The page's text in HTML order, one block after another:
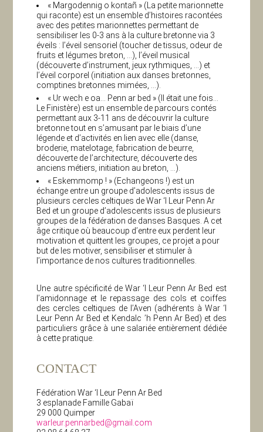
« Margodennig o kontañ » (La petite marionnette
qui raconte) est un ensemble d’histoires racontées
avec des petites marionnettes permettant de
sensibiliser les 0-3 ans à la culture bretonne via 3
éveils : l’éveil sensoriel (toucher de tissus, odeur de
fruits et légumes breton, …), l’éveil musical
(découverte d’instrument, jeux rythmiques, …) et
l’éveil corporel (initiation aux danses bretonnes,
comptines bretonnes mimées, …).
« Ur wech e oa… Penn ar bed » (Il était une fois…
Le Finistère) est un ensemble de parcours contés
permettant aux 3-11 ans de découvrir la culture
bretonne tout en s’amusant par le biais d’une
légende et d’activités en lien avec elle (danse,
broderie, matelotage, fabrication de beurre,
découverte de l’architecture, découverte des
anciens métiers, initiation au breton, …).
« Eskemmomp ! » (Echangeons !) est un
échange entre un groupe d’adolescents issus de
plusieurs cercles celtiques de War ‘l Leur Penn Ar
Bed et un groupe d’adolescents issus de plusieurs
groupes de la fédération de danses Basques. A cet
âge critique où beaucoup d’entre eux perdent leur
motivation et quittent les groupes, ce projet a pour
but de les motiver, sensibiliser et stimuler à
l’importance de nos cultures traditionnelles.
Une autre spécificité de War ‘l Leur Penn Ar Bed est
l’amidonnage et le repassage des cols et coiffes
des cercles celtiques de l’Aven (adhérents à War ‘l
Leur Penn Ar Bed et Kendalc ’h Penn Ar Bed) et des
particuliers grâce à une salariée entièrement dédiée
à cette pratique.
CONTACT
Fédération War ‘l Leur Penn Ar Bed
3 esplanade Famille Gabaï
29 000 Quimper
warleur.pennarbed@gmail.com